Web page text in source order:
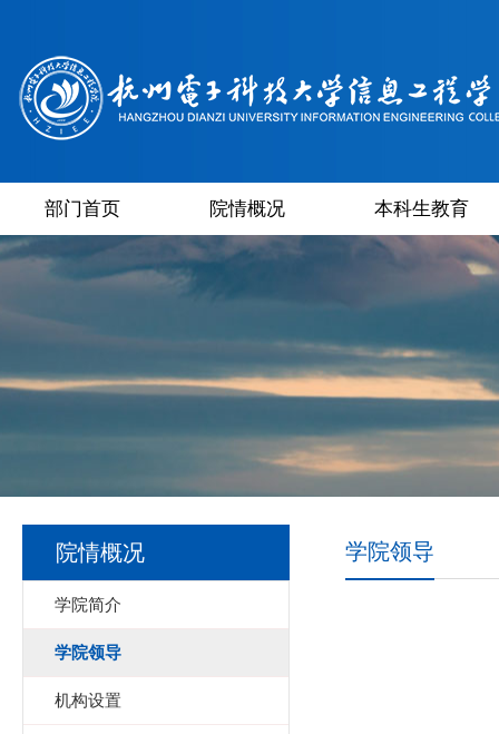
部门首页 院情概况 本科生教育
院情概况
学院简介
学院领导
机构设置
学院领导